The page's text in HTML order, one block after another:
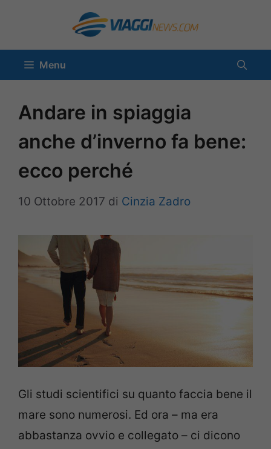
contenuto
Menu
Andare in spiaggia
anche d’inverno fa bene:
ecco perché
10 Ottobre 2017 di Cinzia Zadro
Gli studi scientifici su quanto faccia bene il
mare sono numerosi. Ed ora – ma era
abbastanza ovvio e collegato – ci dicono